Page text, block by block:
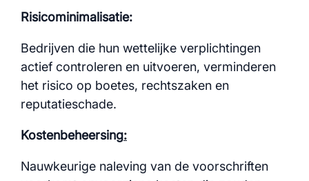
Risicominimalisatie:
Bedrijven die hun wettelijke verplichtingen
actief controleren en uitvoeren, verminderen
het risico op boetes, rechtszaken en
reputatieschade.
Kostenbeheersing:
Nauwkeurige naleving van de voorschriften